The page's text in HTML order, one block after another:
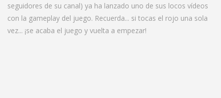
seguidores de su canal) ya ha lanzado uno de sus locos vídeos
con la gameplay del juego. Recuerda... si tocas el rojo una sola
vez... ¡se acaba el juego y vuelta a empezar!